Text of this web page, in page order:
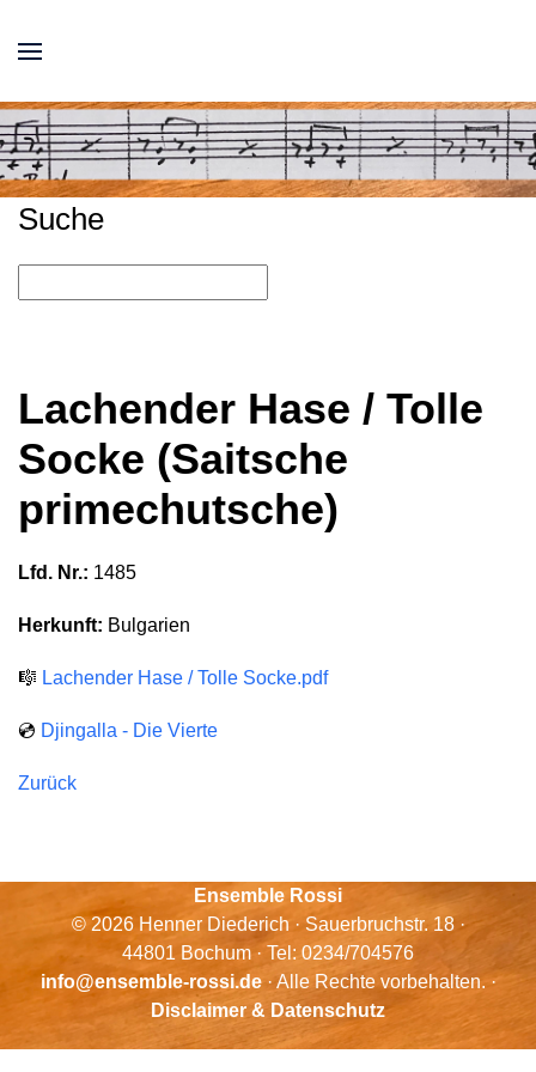
Suche
Lachender Hase / Tolle
Socke (Saitsche
primechutsche)
Lfd. Nr.: 1485
Herkunft: Bulgarien
🎼 Lachender Hase / Tolle Socke.pdf
💿 Djingalla - Die Vierte
Zurück
Ensemble Rossi
© 2026 Henner Diederich · Sauerbruchstr. 18 ·
44801 Bochum · Tel: 0234/704576
info@ensemble-rossi.de· Alle Rechte vorbehalten. ·
Disclaimer & Datenschutz